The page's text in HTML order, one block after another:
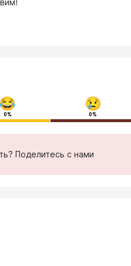
0% 0%
Поделитесь с нами